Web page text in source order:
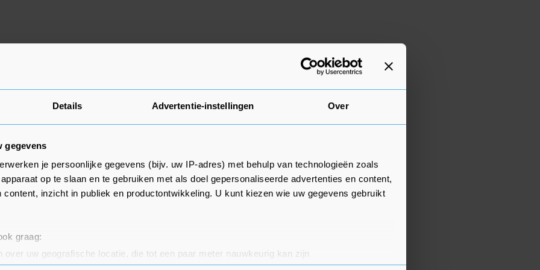
Details Advertentie-instellingen Over
gegevens
je persoonlijke gegevens (bijv. uw IP-adres) met behulp van technologieën zoals
op te slaan en te gebruiken met als doel gepersonaliseerde advertenties en content,
content, inzicht in publiek en productontwikkeling. U kunt kiezen wie uw gegevens gebruikt
graag:
over uw geografische locatie, die tot een paar meter nauwkeurig kan zijn
vraag proberen veel
in het buitenland te
prijzen. Die vloedgolf van
zorgt echter voor weerstand
tot de invoering van
goederen. Zo voerde de
in voor elektrische
van maar liefst 60
te heffen. Dat zou